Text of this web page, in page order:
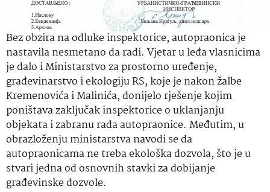
Bez obzira na odluke inspektorice, autopraonica je
nastavila nesmetano da radi. Vjetar u leđa vlasnicima
je dalo i Ministarstvo za prostorno uređenje,
građevinarstvo i ekologiju RS, koje je nakon žalbe
Kremenovića i Malinića, donijelo rješenje kojim
poništava zaključak inspektorice o uklanjanju
objekata i zabranu rada autopraonice. Međutim, u
obrazloženju ministarstva navodi se da
autopraonicama ne treba ekološka dozvola, što je u
stvari jedna od osnovnih stavki za dobijanje
građevinske dozvole.